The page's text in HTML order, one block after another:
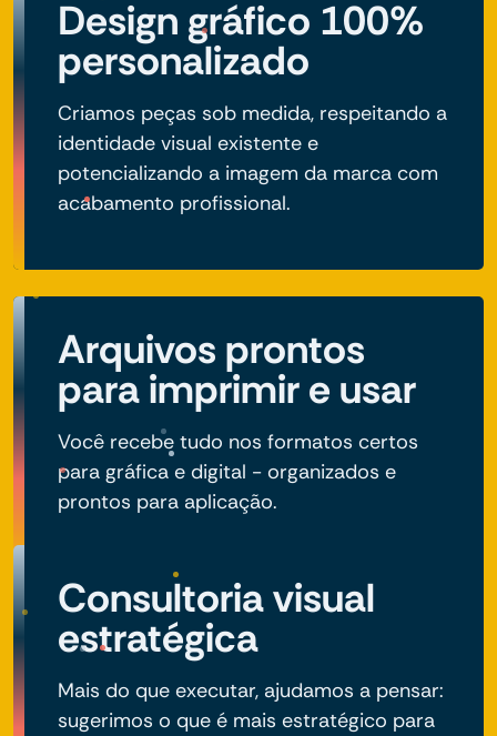
Design gráfico 100%
personalizado
Criamos peças sob medida, respeitando a
identidade visual existente e
potencializando a imagem da marca com
acabamento profissional.
Arquivos prontos
para imprimir e usar
Você recebe tudo nos formatos certos
para gráfica e digital - organizados e
prontos para aplicação.
Consultoria visual
estratégica
Mais do que executar, ajudamos a pensar:
sugerimos o que é mais estratégico para